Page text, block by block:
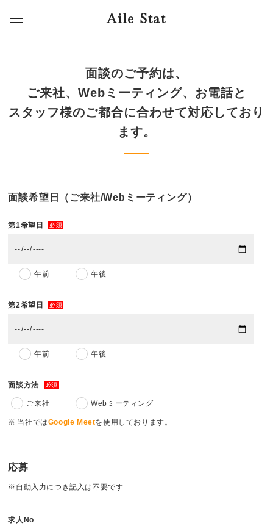
Aile Stat
面談のご予約は、
ご来社、Webミーティング、お電話と
スタッフ様のご都合に合わせて対応しており
ます。
面談希望日（ご来社/Webミーティング）
第1希望日 必須
午前 午後
第2希望日 必須
午前 午後
面談方法 必須
ご来社 Webミーティング
当社ではGoogle Meetを使用しております。
応募
※自動入力につき記入は不要です
求人No